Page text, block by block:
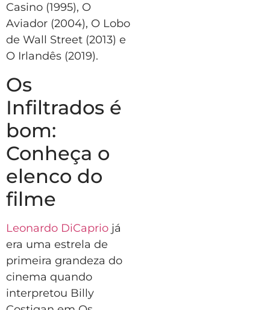
Casino (1995), O
Aviador (2004), O Lobo
de Wall Street (2013) e
O Irlandês (2019).
Os
Infiltrados é
bom:
Conheça o
elenco do
filme
Leonardo DiCaprio já
era uma estrela de
primeira grandeza do
cinema quando
interpretou Billy